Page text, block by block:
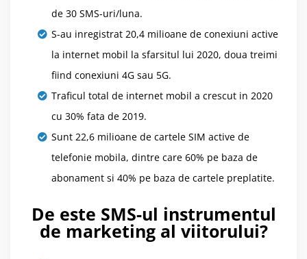
de 30 SMS-uri/luna.
S-au inregistrat 20,4 milioane de conexiuni active
la internet mobil la sfarsitul lui 2020, doua treimi
fiind conexiuni 4G sau 5G.
Traficul total de internet mobil a crescut in 2020
cu 30% fata de 2019.
Sunt 22,6 milioane de cartele SIM active de
telefonie mobila, dintre care 60% pe baza de
abonament si 40% pe baza de cartele preplatite.
De este SMS-ul instrumentul
de marketing al viitorului?